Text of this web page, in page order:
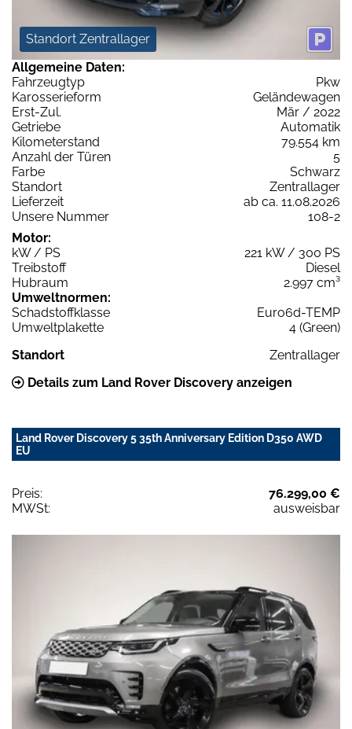
Standort Zentrallager
Allgemeine Daten:
Fahrzeugtyp
Pkw
Karosserieform
Geländewagen
Erst-Zul.
Mär / 2022
Getriebe
Automatik
Kilometerstand
79.554 km
Anzahl der Türen
5
Farbe
Schwarz
Standort
Zentrallager
Lieferzeit
ab ca. 11.08.2026
Unsere Nummer
108-2
Motor:
kW / PS
221 kW / 300 PS
Treibstoff
Diesel
Hubraum
2.997 cm³
Umweltnormen:
Schadstoffklasse
Euro6d-TEMP
Umweltplakette
4 (Green)
Standort
Zentrallager
Details zum Land Rover Discovery anzeigen
Land Rover Discovery 5 35th Anniversary Edition D350 AWD
EU
Preis:
76.299,00 €
MWSt:
ausweisbar